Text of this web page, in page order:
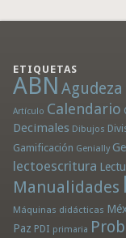
ETIQUETAS
ABN Agudeza
Artículo Calendario
Decimales Dibujos
Gamificación Genially
lectoescritura
Manualidades
Máquinas didácticas
Paz PDI primaria